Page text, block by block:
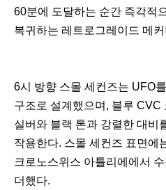
60분에 도달하는 순간 즉각적
복귀하는 레트로그레이드 메
6시 방향 스몰 세컨즈는 UFO
구조로 설계했으며, 블루 CVC
실버와 블랙 톤과 강렬한 대비
작용한다. 스몰 세컨즈 표면에
크로노스위스 아틀리에에서
더했다.